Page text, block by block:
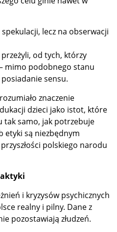
lecz na obserwacji
od tych, którzy
mimo podobnego stanu
sensu.
znaczenie
dzieci jako istot, które
tak samo, jak potrzebuje
etyki są niezbędnym
polskiego narodu
i kryzysów psychicznych
realny i pilny. Dane z
pozostawiają złudzeń.